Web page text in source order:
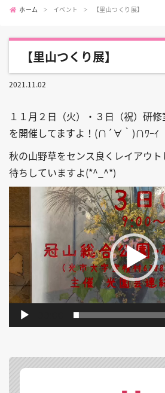
ホーム イベント 【里山つくり展】
【里山つくり展】
2021.11.02
１１月２日（火）・３日（祝）研
を開催してますよ！(∩´∀｀)∩ﾜｰｲ
秋の山野草をセンス良くレイアウ
待ちしていますよ(*^_^*)
動
プ
レ
ー
ヤ
ー